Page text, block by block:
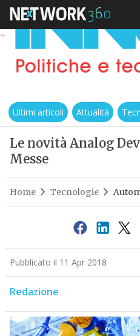
Ultimi articoli Attualità
Le novità Analog
Messe
Home Tecnologie
Pubblicato il 11 Apr 2018
Redazione